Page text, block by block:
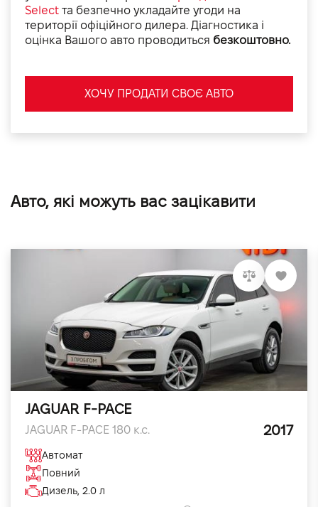
Select та безпечно укладайте угоди на
території офіційного дилера. Діагностика і
оцінка Вашого авто проводиться безкоштовно.
ХОЧУ ПРОДАТИ СВОЄ АВТО
Авто, які можуть вас зацікавити
JAGUAR F-PACE
JAGUAR F-PACE 180 к.с. 2017
Автомат
Повний
Дизель, 2.0 л